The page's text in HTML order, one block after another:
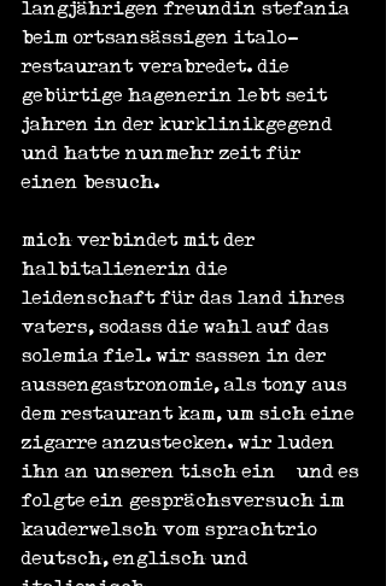
langjährigen freundin stefania
beim ortsansässigen italo-
restaurant verabredet. die
gebürtige hagenerin lebt seit
jahren in der kurklinikgegend
und hatte nunmehr zeit für
einen besuch.
mich verbindet mit der
halbitalienerin die
leidenschaft für das land ihres
vaters, sodass die wahl auf das
solemia fiel. wir sassen in der
aussengastronomie, als tony aus
dem restaurant kam, um sich eine
zigarre anzustecken. wir luden
ihn an unseren tisch ein – und es
folgte ein gesprächsversuch im
kauderwelsch vom sprachtrio
deutsch, englisch und